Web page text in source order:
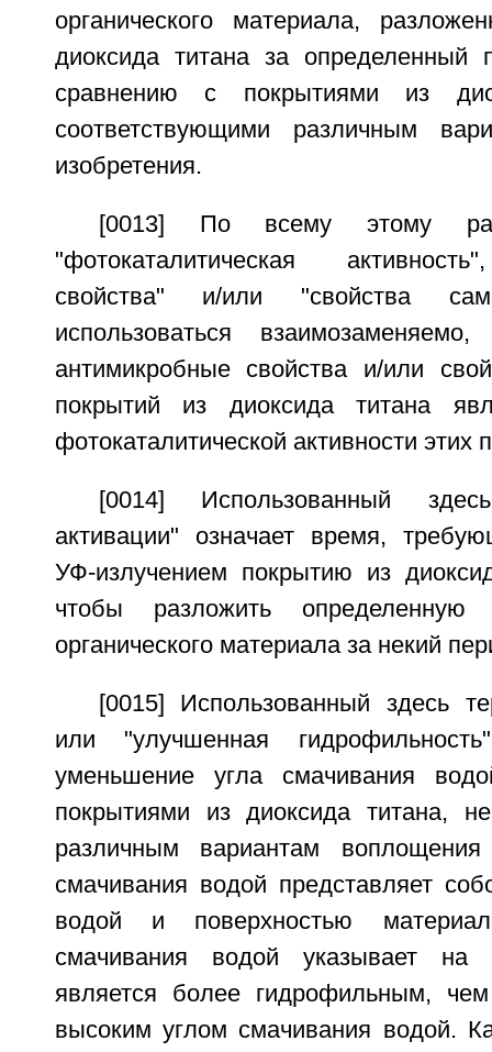
органического материала,
диоксида титана за определенный
сравнению с покрытиями из
соответствующими различным
изобретения.
[0013] По всему этому
"фотокаталитическая
свойства" и/или "свойства
использоваться
антимикробные свойства и/или
покрытий из диоксида титана
фотокаталитической активности этих
[0014] Использованный
активации" означает время,
УФ-излучением покрытию из
чтобы разложить
органического материала за некий
[0015] Использованный здесь
или "улучшенная
уменьшение угла смачивания
покрытиями из диоксида титана,
различным вариантам воплощения
смачивания водой представляет
водой и поверхностью
смачивания водой указывает на
является более гидрофильным,
высоким углом смачивания водой.